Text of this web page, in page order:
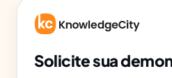
Solicite sua